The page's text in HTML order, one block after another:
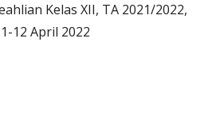
Kelas XII, TA 2021/2022,
12 April 2022